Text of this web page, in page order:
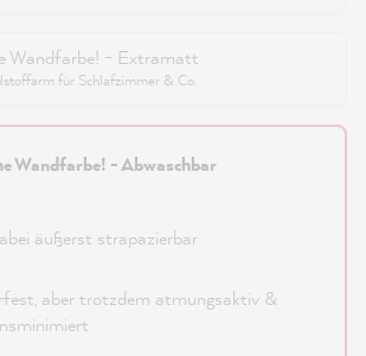
Wandfarbe! - Extramatt
für Schlafzimmer & Co.
Wandfarbe! - Abwaschbar
äußerst strapazierbar
aber trotzdem atmungsaktiv &